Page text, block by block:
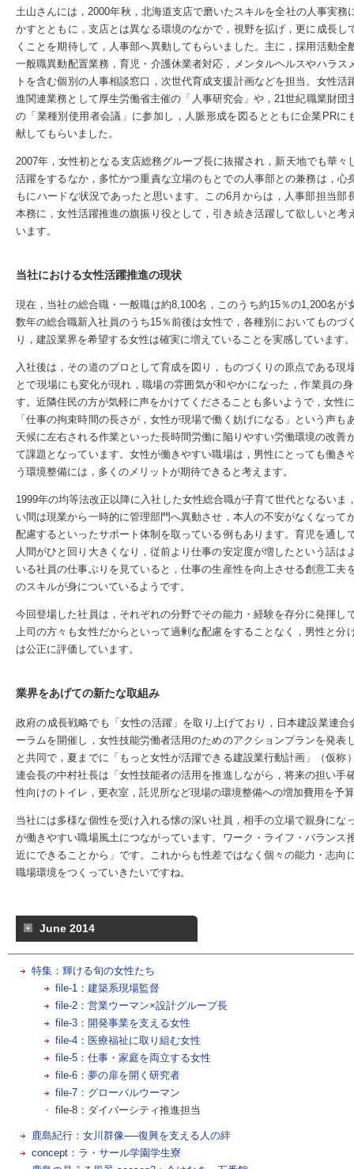
土山さんには，2000年秋，北海道支店で磨いたスキルを全社の人事実務
かすとともに，支店とは異なる環境のなかで，視野を拡げ，更に成長し
くことを期待して，人事部へ異動してもらいました。主に，採用活動全
一般職異動配置業務，育児・介護休業者対応，メンタルヘルスやハラス
トを含む個別の人事相談窓口，次世代育成支援計画などを担当。女性活
進関連業務として厚生労働省主催の「人事研究会」や，21世紀職業財団
の「業種別使用者会議」に参加し，人脈形成を図るとともに企業PRに
献してもらいました。
2007年，女性初となる支店総務グループ長に抜擢され，新天地でも華々
活躍をするなか，多忙かつ重責な立場のもとでの人事部との兼務は，心
もにハードな状況であったと思います。この6月からは，人事部担当部
本務に，女性活躍推進の旗振り役として，引き続き活躍して欲しいと考
います。
当社における女性活躍推進の現状
現在，当社の総合職・一般職は約8,100名，このうち約15％の1,200名が
数年の総合職新入社員のうち15％前後は女性で，各種別においてものづ
り，建設業界を希望する女性は確実に増えていることを実感しています。
入社後は，その道のプロとして育成を図り，ものづくりの原点である現
とで現場にも変化が現れ，職場の雰囲気が和やかになった，作業員の
す。近隣住民の方が気軽に声をかけてくださることも多いようで，女性
「仕事の拘束時間の長さが，女性が現場で働く妨げになる」という声
天候に左右される作業といった長時間労働に陥りやすい労働環境の改善
て課題となっています。女性が働きやすい職場は，男性にとっても働き
う環境整備には，多くのメリットが期待できると考えます。
1999年の均等法改正以降に入社した女性総合職が子育て世代となるい
い間は現業から一時的に管理部門へ異動させ，本人の不安がなくなって
配慮するといったサポート体制を取っている例もあります。育児を通し
人間がひと回り大きくなり，従前より仕事の安定度が増したという話は
いる社員の仕事ぶりを見ていると，仕事の生産性を向上させる創意工夫
のスキルが身についているようです。
今回登場した社員は，それぞれの分野でその能力・経験を存分に発揮し
上司の方々も女性だからといって過剰な配慮をすることなく，男性と分
は公正に評価しています。
業界をあげての新たな取組み
政府の成長戦略でも「女性の活躍」を取り上げており，日本建設業連
ーラムを開催し，女性技能労働者活用のためのアクションプランを発表
と共同で，夏までに「もっと女性が活躍できる建設業行動計画」（仮称
連会長の中村社長は「女性技能者の活用を推進しながら，将来の担い手
性向けのトイレ，更衣室，託児所など現場の環境整備への増加費用を予
当社には多様な個性を受け入れる懐の深い社員，相手の立場で親身にな
が働きやすい職場風土につながっています。ワーク・ライフ・バランス
近にできることから」です。これからも性差ではなく個々の能力・志向
職場環境をつくっていきたいですね。
June 2014
特集：輝ける旬の女性たち
file-1：建築系現場監督
file-2：営業ウーマン×設計グループ長
file-3：開発事業を支える女性
file-4：医療福祉に取り組む女性
file-5：仕事・家庭を両立する女性
file-6：夢の扉を開く研究者
file-7：グローバルウーマン
file-8：ダイバーシティ推進担当
鹿島紀行：女川群像──復興を支える人の絆
concept：ラ・サール学園学生寮